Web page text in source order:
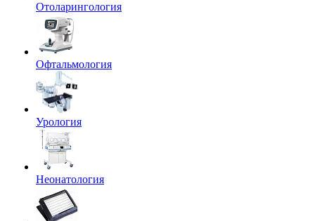
Отоларингология
Офтальмология
Урология
Неонатология